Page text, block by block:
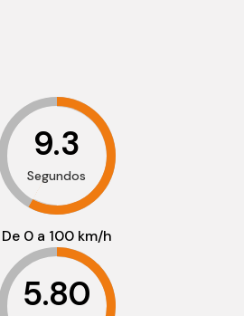
9.3
Segundos
De 0 a 100 km/h
5.80